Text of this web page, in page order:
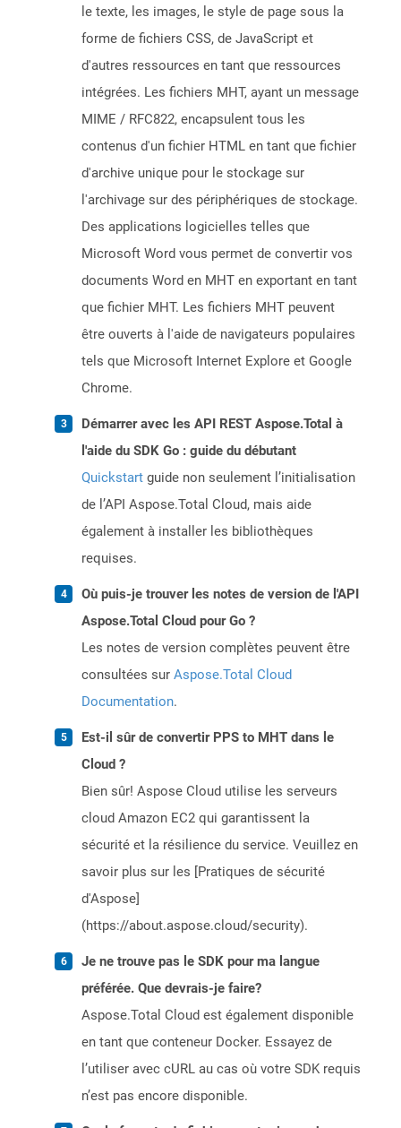
le texte, les images, le style de page sous la
forme de fichiers CSS, de JavaScript et
d'autres ressources en tant que ressources
intégrées. Les fichiers MHT, ayant un message
MIME / RFC822, encapsulent tous les
contenus d'un fichier HTML en tant que fichier
d'archive unique pour le stockage sur
l'archivage sur des périphériques de stockage.
Des applications logicielles telles que
Microsoft Word vous permet de convertir vos
documents Word en MHT en exportant en tant
que fichier MHT. Les fichiers MHT peuvent
être ouverts à l'aide de navigateurs populaires
tels que Microsoft Internet Explore et Google
Chrome.
Démarrer avec les API REST Aspose.Total à
l'aide du SDK Go : guide du débutant
Quickstart guide non seulement l’initialisation
de l’API Aspose.Total Cloud, mais aide
également à installer les bibliothèques
requises.
Où puis-je trouver les notes de version de l'API
Aspose.Total Cloud pour Go ?
Les notes de version complètes peuvent être
consultées sur Aspose.Total Cloud
Documentation.
Est-il sûr de convertir PPS to MHT dans le
Cloud ?
Bien sûr! Aspose Cloud utilise les serveurs
cloud Amazon EC2 qui garantissent la
sécurité et la résilience du service. Veuillez en
savoir plus sur les [Pratiques de sécurité
d'Aspose]
(https://about.aspose.cloud/security).
Je ne trouve pas le SDK pour ma langue
préférée. Que devrais-je faire?
Aspose.Total Cloud est également disponible
en tant que conteneur Docker. Essayez de
l’utiliser avec cURL au cas où votre SDK requis
n’est pas encore disponible.